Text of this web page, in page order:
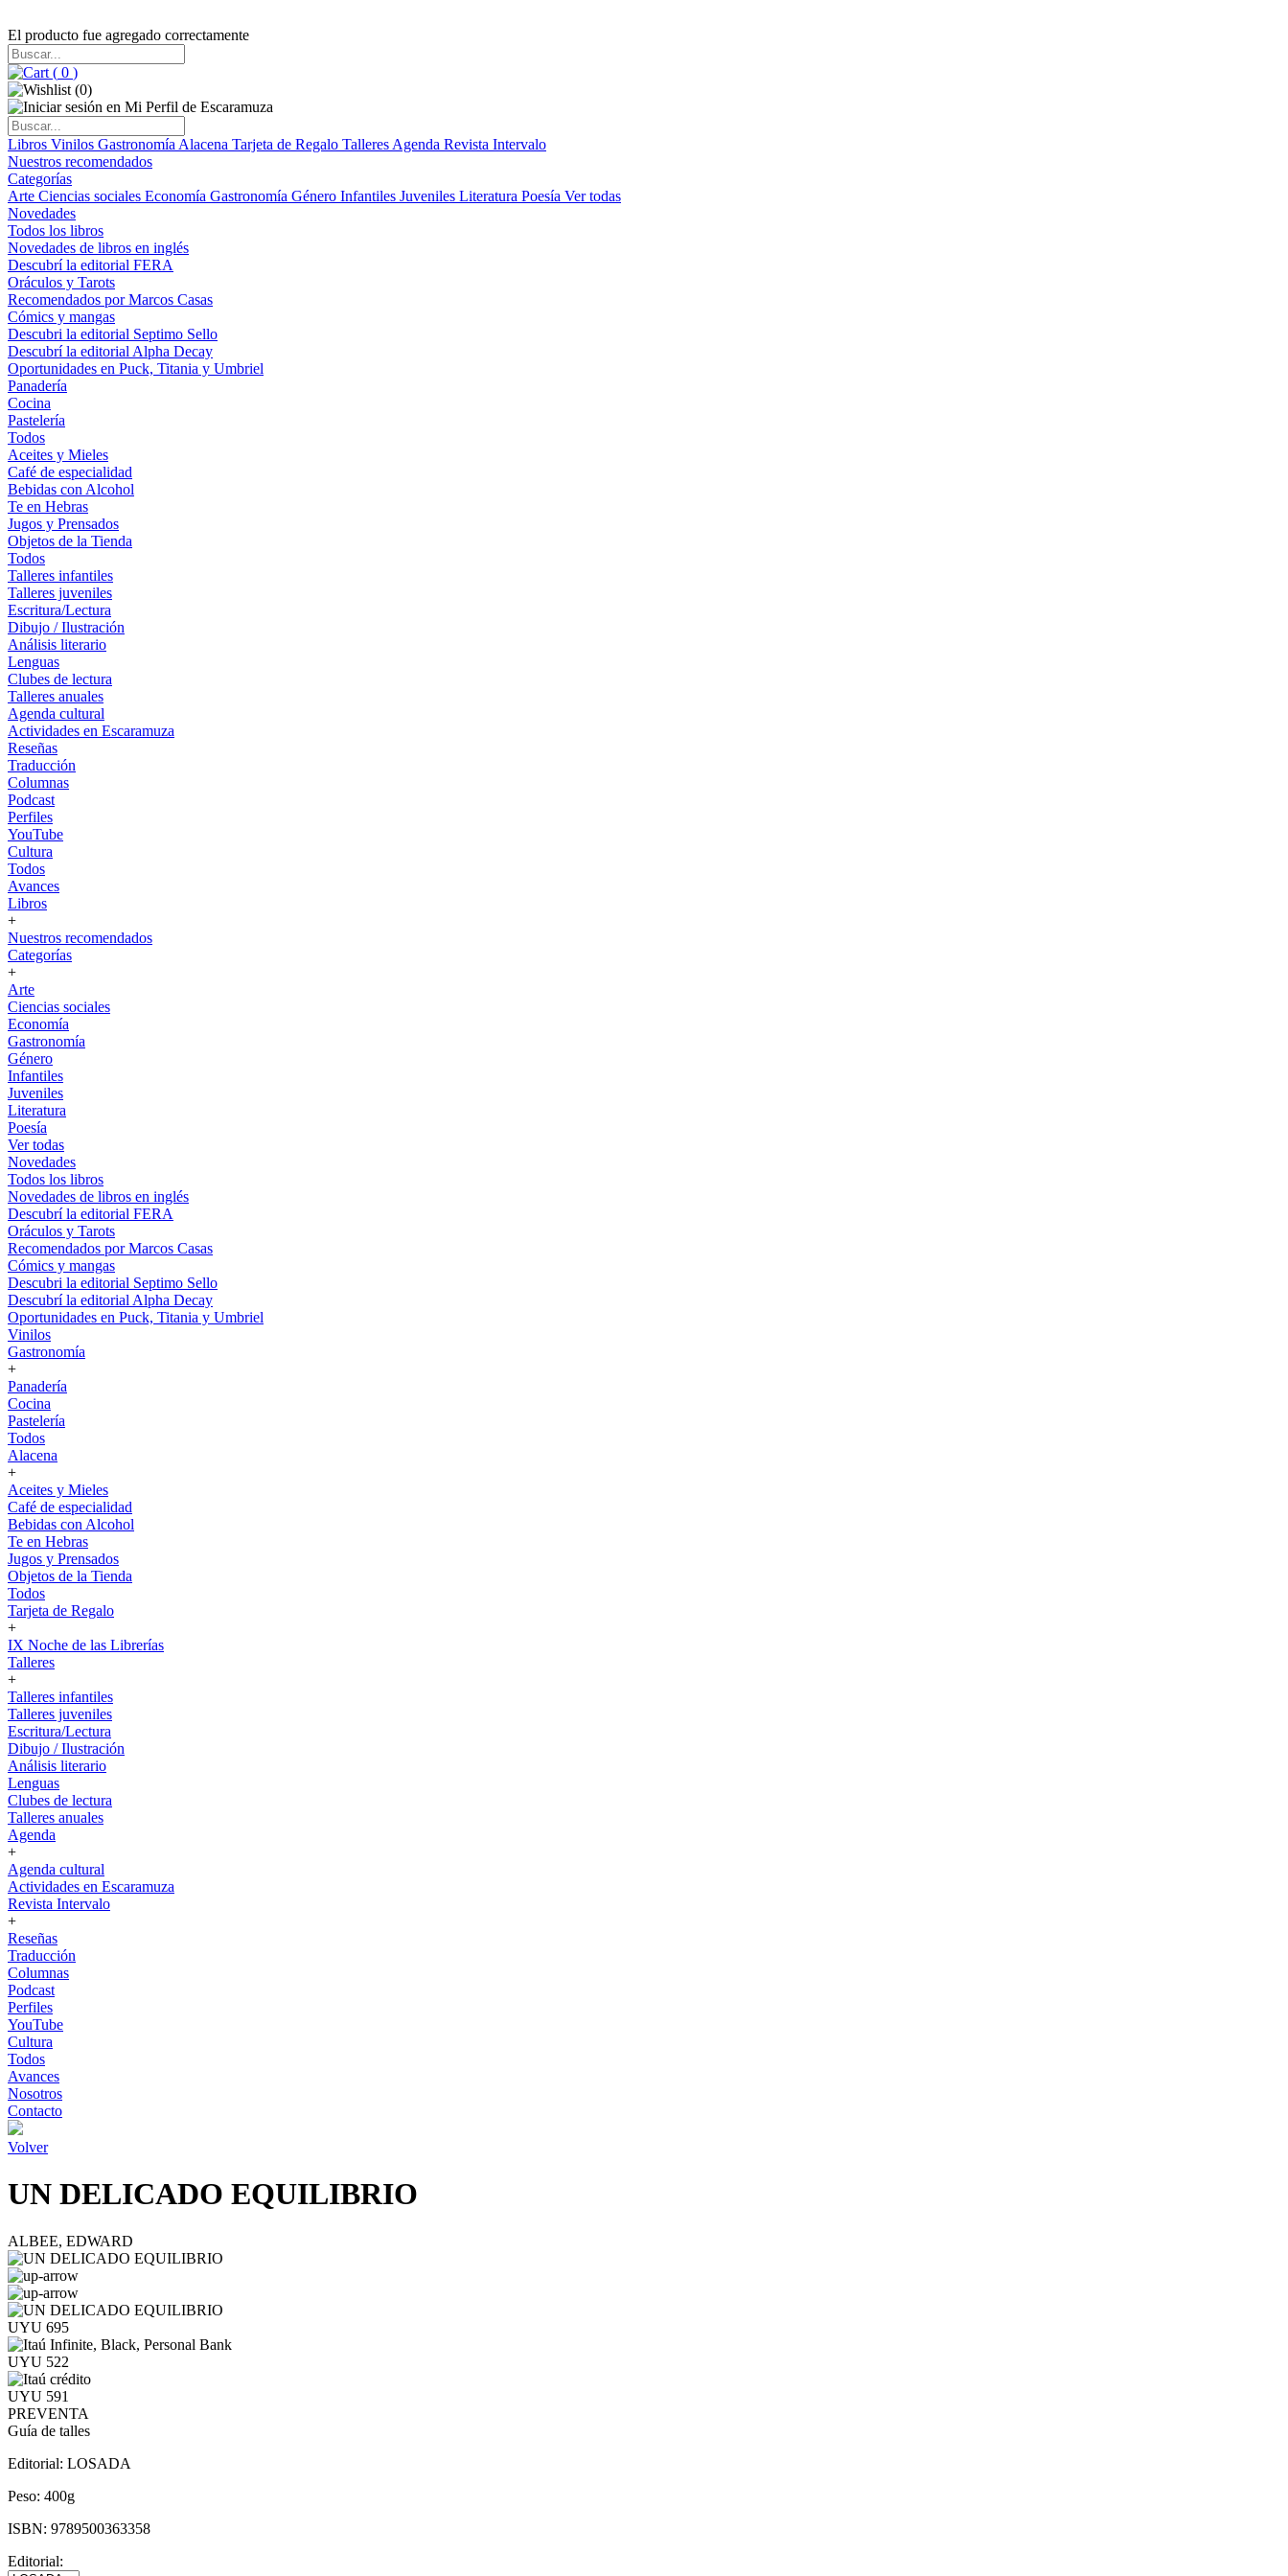
El producto fue agregado correctamente
( 0 )
(0)
Libros Vinilos Gastronomía Alacena Tarjeta de Regalo Talleres Agenda Revista Intervalo
Nuestros recomendados
Categorías
Arte Ciencias sociales Economía Gastronomía Género Infantiles Juveniles Literatura Poesía Ver todas
Novedades
Todos los libros
Novedades de libros en inglés
Descubrí la editorial FERA
Oráculos y Tarots
Recomendados por Marcos Casas
Cómics y mangas
Descubri la editorial Septimo Sello
Descubrí la editorial Alpha Decay
Oportunidades en Puck, Titania y Umbriel
Panadería
Cocina
Pastelería
Todos
Aceites y Mieles
Café de especialidad
Bebidas con Alcohol
Te en Hebras
Jugos y Prensados
Objetos de la Tienda
Todos
Talleres infantiles
Talleres juveniles
Escritura/Lectura
Dibujo / Ilustración
Análisis literario
Lenguas
Clubes de lectura
Talleres anuales
Agenda cultural
Actividades en Escaramuza
Reseñas
Traducción
Columnas
Podcast
Perfiles
YouTube
Cultura
Todos
Avances
Libros
+
Nuestros recomendados
Categorías
+
Arte
Ciencias sociales
Economía
Gastronomía
Género
Infantiles
Juveniles
Literatura
Poesía
Ver todas
Novedades
Todos los libros
Novedades de libros en inglés
Descubrí la editorial FERA
Oráculos y Tarots
Recomendados por Marcos Casas
Cómics y mangas
Descubri la editorial Septimo Sello
Descubrí la editorial Alpha Decay
Oportunidades en Puck, Titania y Umbriel
Vinilos
Gastronomía
+
Panadería
Cocina
Pastelería
Todos
Alacena
+
Aceites y Mieles
Café de especialidad
Bebidas con Alcohol
Te en Hebras
Jugos y Prensados
Objetos de la Tienda
Todos
Tarjeta de Regalo
+
IX Noche de las Librerías
Talleres
+
Talleres infantiles
Talleres juveniles
Escritura/Lectura
Dibujo / Ilustración
Análisis literario
Lenguas
Clubes de lectura
Talleres anuales
Agenda
+
Agenda cultural
Actividades en Escaramuza
Revista Intervalo
+
Reseñas
Traducción
Columnas
Podcast
Perfiles
YouTube
Cultura
Todos
Avances
Nosotros
Contacto
Volver
UN DELICADO EQUILIBRIO
ALBEE, EDWARD
UYU 695
UYU 522
UYU 591
PREVENTA
Guía de talles
Editorial: LOSADA
Peso: 400g
ISBN: 9789500363358
Editorial: